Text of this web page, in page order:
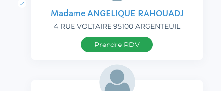
Madame ANGELIQUE RAHOUADJ
4 RUE VOLTAIRE 95100 ARGENTEUIL
Prendre RDV